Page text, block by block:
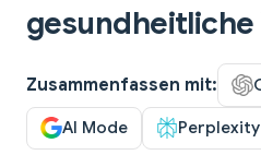
Zusammenfassen mit:
AI Mode Perplexity